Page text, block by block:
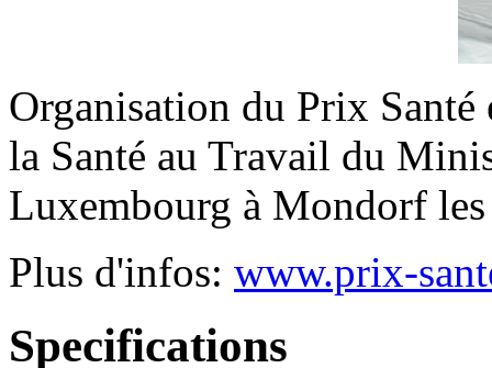
Organisation du Prix
la Santé au Travail du
Luxembourg à Mondorf
Plus d'infos: www.prix-
Specifications